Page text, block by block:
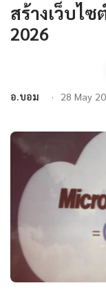
สร้างเว็บไ
2026
อ.บอม 28 May